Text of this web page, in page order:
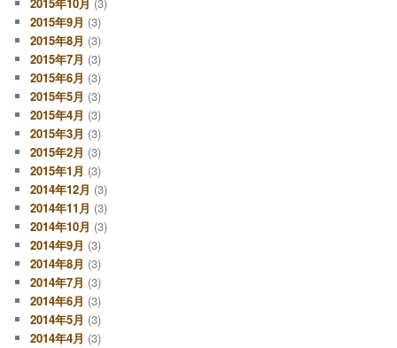
2015年9月 (3)
2015年8月 (3)
2015年7月 (3)
2015年6月 (3)
2015年5月 (3)
2015年4月 (3)
2015年3月 (3)
2015年2月 (3)
2015年1月 (3)
2014年12月 (3)
2014年11月 (3)
2014年10月 (3)
2014年9月 (3)
2014年8月 (3)
2014年7月 (3)
2014年6月 (3)
2014年5月 (3)
2014年4月 (3)